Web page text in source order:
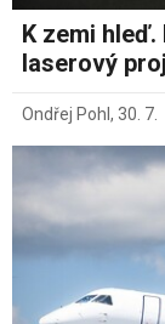
K zemi hleď.
laserový
Ondřej Pohl , 30. 7.